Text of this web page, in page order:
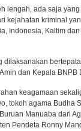
lengah, ada saja
kejahatan kriminal
Indonesia, Kaltim
dan Kepala BNPB
keagamaan
tokoh agama Budha
Manuaba dari
Pendeta Ronny